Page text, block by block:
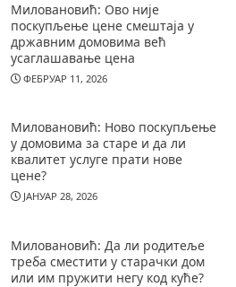
Миловановић: Ово није
поскупљење цене смештаја у
државним домовима већ
усаглашавање цена
ФЕБРУАР 11, 2026
Миловановић: Ново поскупљење
у домовима за старе и да ли
квалитет услуге прати нове
цене?
ЈАНУАР 28, 2026
Миловановић: Да ли родитеље
треба сместити у старачки дом
или им пружити негу код куће?